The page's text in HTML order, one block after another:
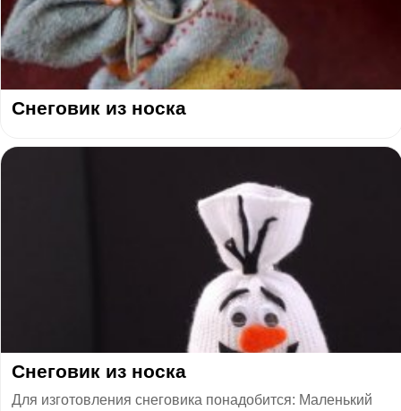
Снеговик из носка
Снеговик из носка
Для изготовления снеговика понадобится: Маленький